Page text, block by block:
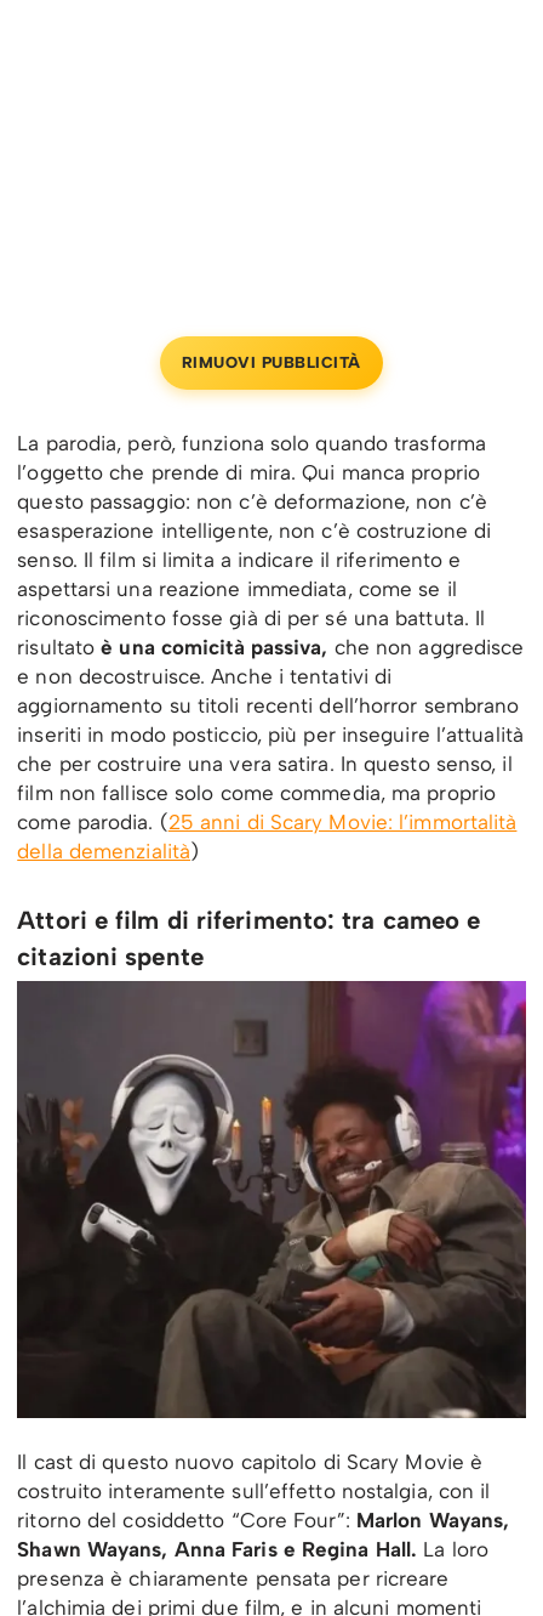
RIMUOVI PUBBLICITÀ
La parodia, però, funziona solo quando trasforma
l’oggetto che prende di mira. Qui manca proprio
questo passaggio: non c’è deformazione, non c’è
esasperazione intelligente, non c’è costruzione di
senso. Il film si limita a indicare il riferimento e
aspettarsi una reazione immediata, come se il
riconoscimento fosse già di per sé una battuta. Il
risultato è una comicità passiva, che non aggredisce
e non decostruisce. Anche i tentativi di
aggiornamento su titoli recenti dell’horror sembrano
inseriti in modo posticcio, più per inseguire l’attualità
che per costruire una vera satira. In questo senso, il
film non fallisce solo come commedia, ma proprio
come parodia. (25 anni di Scary Movie: l’immortalità
della demenzialità)
Attori e film di riferimento: tra cameo e
citazioni spente
Il cast di questo nuovo capitolo di Scary Movie è
costruito interamente sull’effetto nostalgia, con il
ritorno del cosiddetto “Core Four”: Marlon Wayans,
Shawn Wayans, Anna Faris e Regina Hall. La loro
presenza è chiaramente pensata per ricreare
l’alchimia dei primi due film, e in alcuni momenti